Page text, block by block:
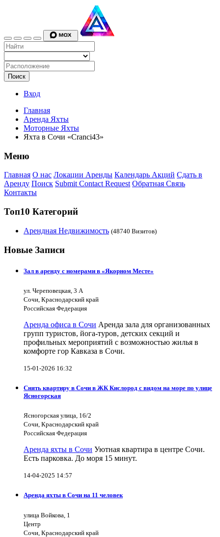
Поиск
Вход
Главная
Аренда Яхты
Моторные Яхты
Яхта в Сочи «Cranci43»
Меню
Главная О нас Локации Аренды Календарь Акций Сдать в
Аренду Поиск Submit Contact Request Обратная Связь
Контакты
Топ10 Категорий
Арендная Недвижимость (48740 Визитов)
Новые Записи
Зал в аренду с номерами в «Якорном Месте»
ул. Череповецкая, 3 А
Сочи, Краснодарский край
Российская Федерация
Аренда офиса в Сочи Аренда зала для организованных
групп туристов, йога-туров, детских секций и
профильных мероприятий с возможностью жилья в
комфорте гор Кавказа в Сочи.
15-01-2026 16:32
Снять квартиру в Сочи в ЖК Кислород с видом на море по улице
Ясногорская
Ясногорская улица, 16/2
Сочи, Краснодарский край
Российская Федерация
Аренда яхты в Сочи Уютная квартира в центре Сочи.
Есть парковка. До моря 15 минут.
14-04-2025 14:57
Аренда яхты в Сочи на 11 человек
улица Войкова, 1
Центр
Сочи, Краснодарский край